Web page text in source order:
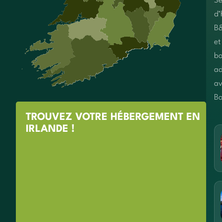
TROUVEZ VOTRE HÉBERGEMENT EN
IRLANDE !
et